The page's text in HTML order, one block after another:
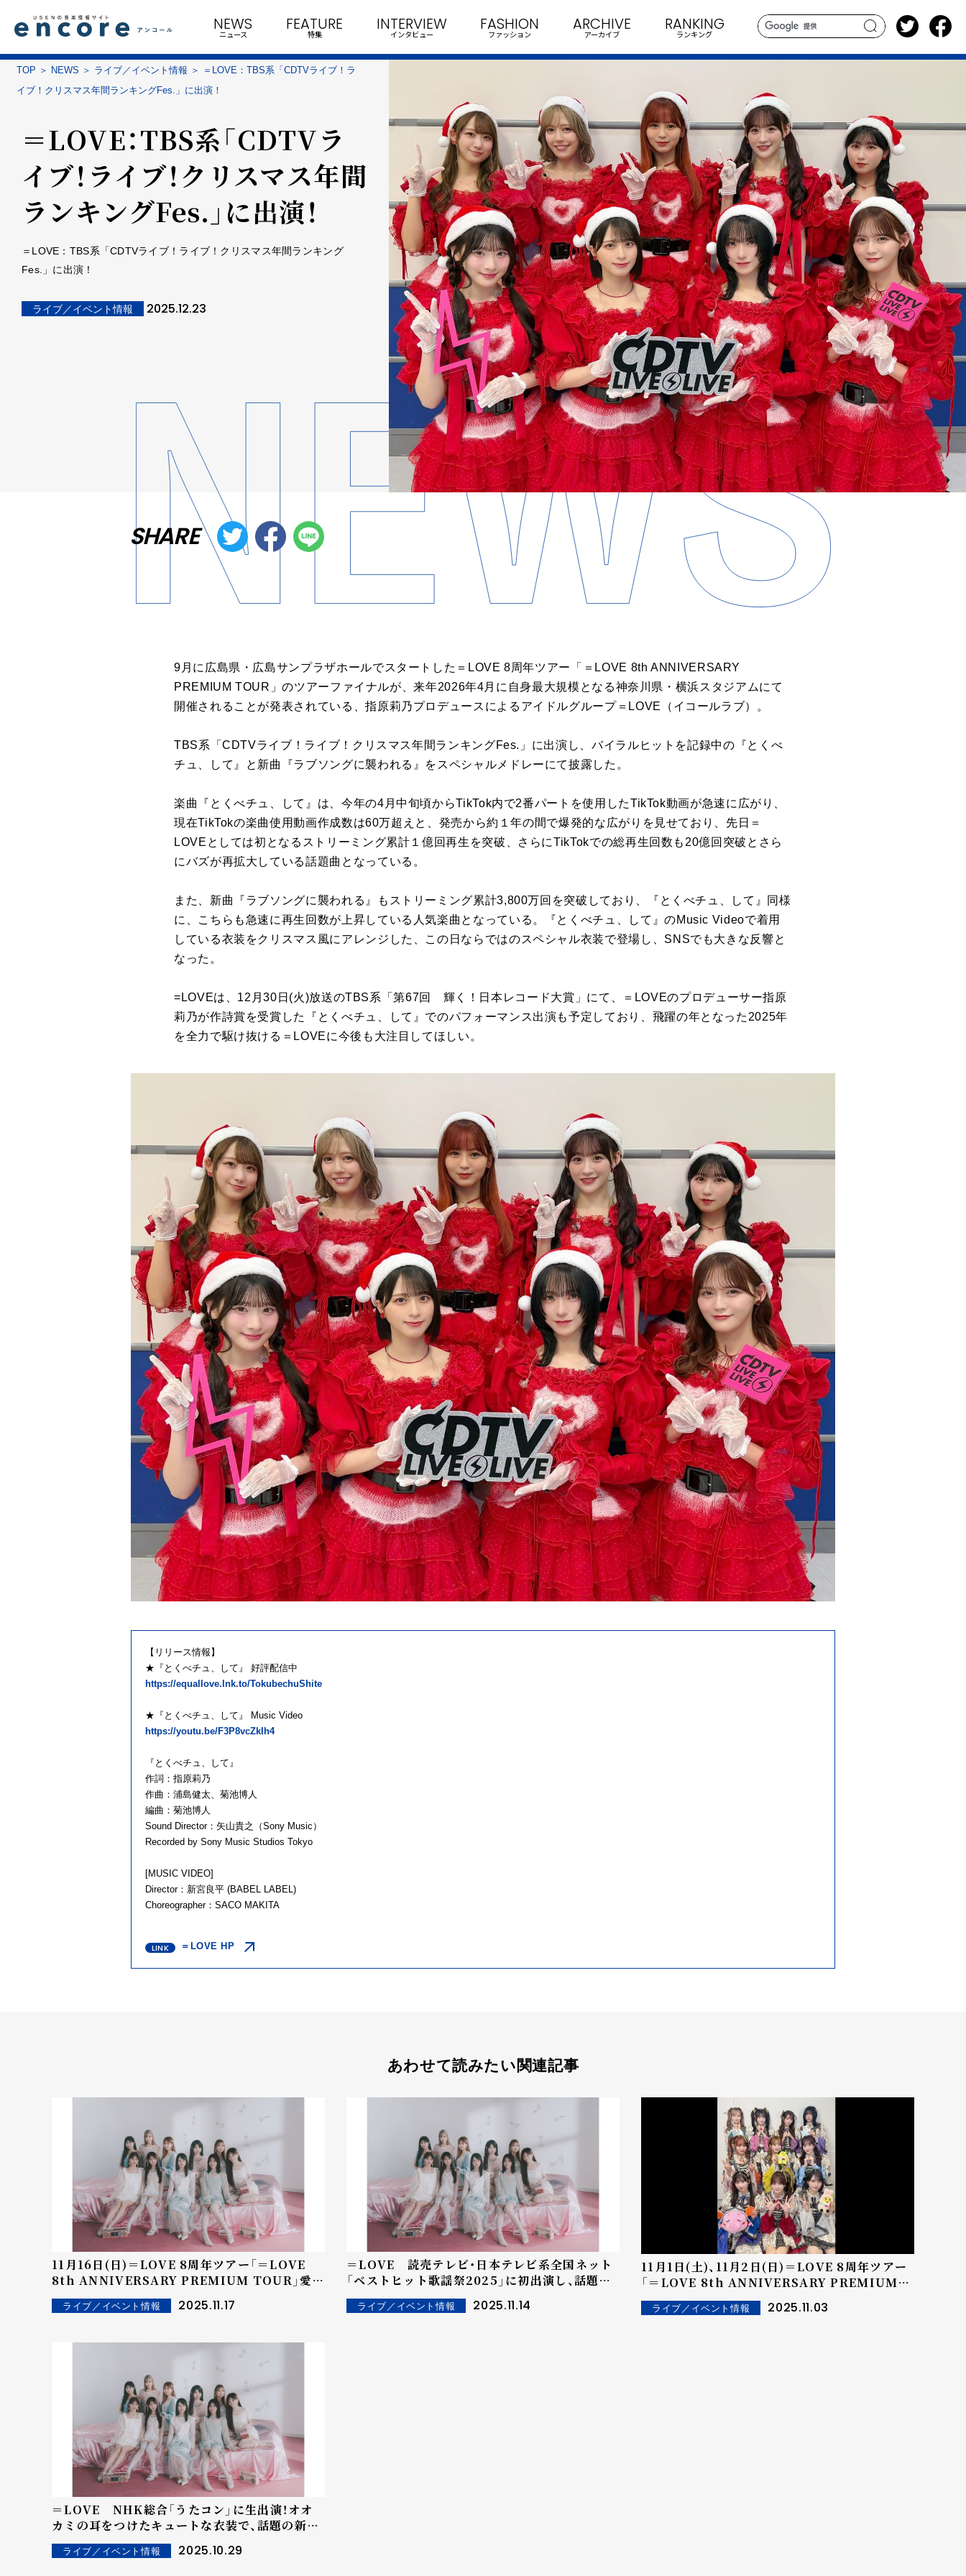
search
NEWS
ニュース
FEATURE
特集
INTERVIEW
インタビュー
FASHION
ファッション
ARCHIVE
アーカイブ
RANKING
ランキング
TOP NEWS ライブ／イベント情報
＝LOVE：TBS系「CDTVライブ！ラ
イブ！クリスマス年間ランキングFes.」に出演！
＝LOVE：TBS系「CDTVラ
イブ！ライブ！クリスマス年間
ランキングFes.」に出演！
＝LOVE：TBS系「CDTVライブ！ライブ！クリスマス年間ランキング
Fes.」に出演！
ライブ／イベント情報 2025.12.23
SHARE
9月に広島県・広島サンプラザホールでスタートした＝LOVE 8周年ツアー「＝LOVE 8th ANNIVERSARY
PREMIUM TOUR」のツアーファイナルが、来年2026年4月に自身最大規模となる神奈川県・横浜スタジアムにて
開催されることが発表されている、指原莉乃プロデュースによるアイドルグループ＝LOVE（イコールラブ）。
TBS系「CDTVライブ！ライブ！クリスマス年間ランキングFes.」に出演し、バイラルヒットを記録中の『とくべ
チュ、して』と新曲『ラブソングに襲われる』をスペシャルメドレーにて披露した。
楽曲『とくべチュ、して』は、今年の4月中旬頃からTikTok内で2番パートを使用したTikTok動画が急速に広がり、
現在TikTokの楽曲使用動画作成数は60万超えと、発売から約１年の間で爆発的な広がりを見せており、先日＝
LOVEとしては初となるストリーミング累計１億回再生を突破、さらにTikTokでの総再生回数も20億回突破とさら
にバズが再拡大している話題曲となっている。
また、新曲『ラブソングに襲われる』もストリーミング累計3,800万回を突破しており、『とくべチュ、して』同様
に、こちらも急速に再生回数が上昇している人気楽曲となっている。『とくべチュ、して』のMusic Videoで着用
している衣装をクリスマス風にアレンジした、この日ならではのスペシャル衣装で登場し、SNSでも大きな反響と
なった。
=LOVEは、12月30日(火)放送のTBS系「第67回 輝く！日本レコード大賞」にて、＝LOVEのプロデューサー指原
莉乃が作詩賞を受賞した『とくべチュ、して』でのパフォーマンス出演も予定しており、飛躍の年となった2025年
を全力で駆け抜ける＝LOVEに今後も大注目してほしい。
【リリース情報】
★『とくべチュ、して』 好評配信中
https://equallove.lnk.to/TokubechuShite
★『とくべチュ、して』 Music Video
https://youtu.be/F3P8vcZkIh4
『とくべチュ、して』
作詞：指原莉乃
作曲：浦島健太、菊池博人
編曲：菊池博人
Sound Director：矢山貴之（Sony Music）
Recorded by Sony Music Studios Tokyo
[MUSIC VIDEO]
Director：新宮良平 (BABEL LABEL)
Choreographer：SACO MAKITA
＝LOVE HP
あわせて読みたい関連記事
11月16日(日)＝LOVE 8周年ツアー「＝LOVE
8th ANNIVERSARY PREMIUM TOUR」愛知
公演 （愛知県・IGアリーナ）にて、 神奈川県・横浜
スタジアムでのツアーファイナル開催を発表！！
ライブ／イベント情報 2025.11.17
＝LOVE 読売テレビ・日本テレビ系全国ネット
「ベストヒット歌謡祭2025」に初出演し、話題の
『とくべチュ、して』を披露！さらに、佐々木舞香は
「ベストヒットSPユニット」メンバーとして『初
ライブ／イベント情報 2025.11.14
11月1日(土)、11月2日(日)＝LOVE 8周年ツアー
「＝LOVE 8th ANNIVERSARY PREMIUM
TOUR」千葉公演 （千葉県・LaLa arena
TOKYO-BAY）を開催！！佐々木舞香がボブへアに
ライブ／イベント情報 2025.11.03
＝LOVE NHK総合「うたコン」に生出演！オオ
カミの耳をつけたキュートな衣装で、話題の新曲
『ラブソングに襲われる』を披露！！
ライブ／イベント情報 2025.10.29